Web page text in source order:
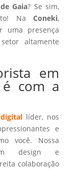
Gaia? Se sim,
NaConeki,
uma presença
altamente
em
com a
líder, nos
e
você. Nossa
design e
colaboração